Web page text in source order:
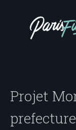
Projet